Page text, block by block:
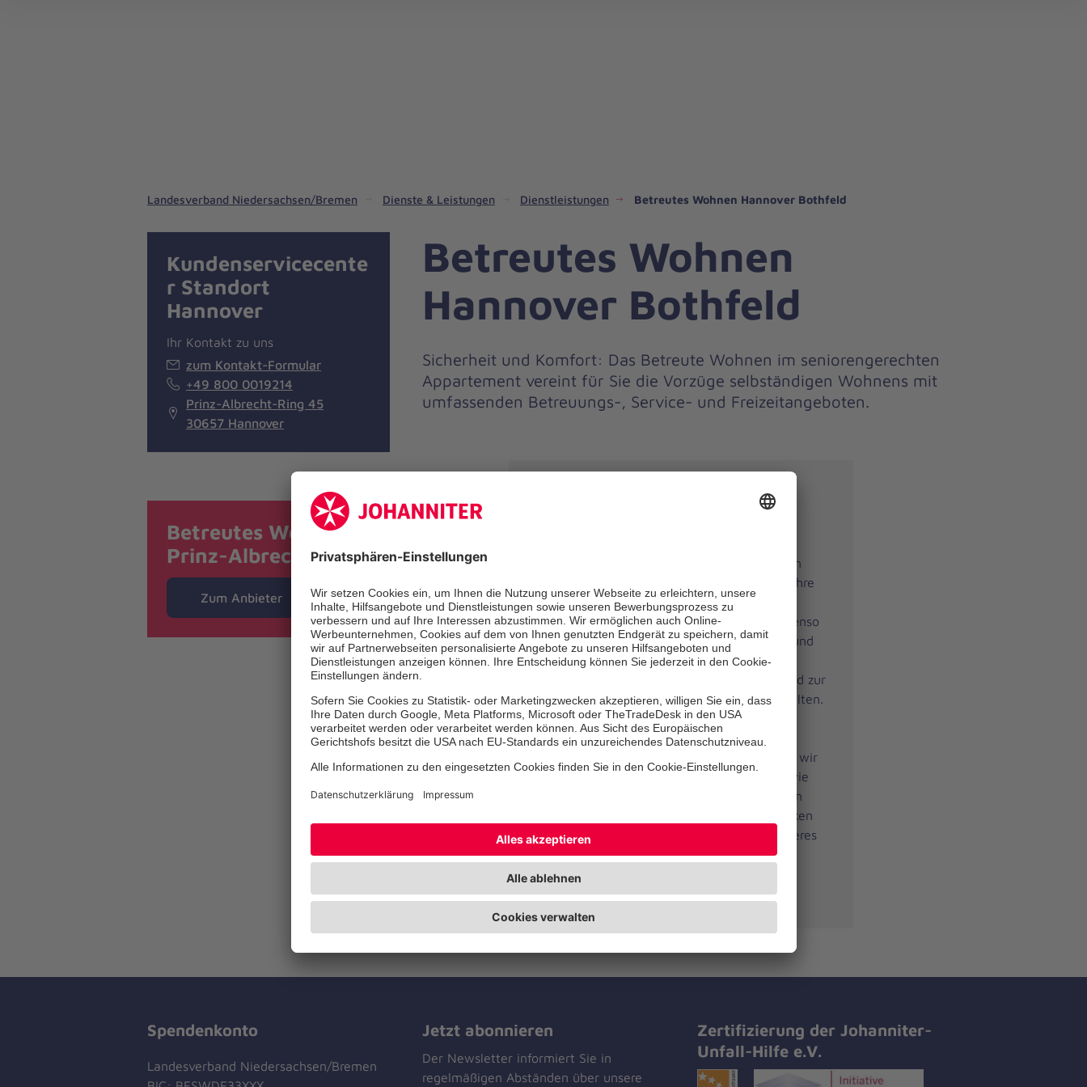
Landesverband Niedersachsen/Bremen Dienste & Leistungen Dienstleistungen Betreutes Wohnen Hannover Bothfeld
Betreutes Wohnen
Hannover Bothfeld
Sicherheit und Komfort: Das Betreute Wohnen im seniorengerechten
Appartement vereint für Sie die Vorzüge selbständigen Wohnens mit
umfassenden Betreuungs-, Service- und Freizeitangeboten.
Unsere Leistungen
Appartement, das alle Vorzüge selbständigen
Wohnens mit optionaler Betreuung vereint. Ihre
Wohnung ist vom Pflegebereich räumlich
getrennt, Sie können hier Ihre Freiräume ebenso
genießen wie ein Höchstmaß an Sicherheit und
individuellem Komfort. Unser 24-Stunden-
Notrufsystem sorgt dafür, dass sofort jemand zur
Stelle ist, falls Sie einmal Hilfe benötigen sollten.
Die mit eigenem Bad ausgestatteten
Appartements können Sie ganz nach Ihren
Vorstellungen möblieren. Auf Wunsch helfen wir
Ihnen gerne mit diversen Dienstleistungen wie
zum Beispiel der Grundreinigung dabei, Sie in
Ihrer Haushaltsführung zu entlasten. Entdecken
Sie außerdem die vielfältigen Angebote unseres
Hauses rund um Freizeit und
Therapiemöglichkeiten: Sie sind herzlich
eingeladen, daran teilzunehmen.
Kundenservicecente
r Standort
Hannover
Ihr Kontakt zu uns
zum Kontakt-Formular
+49 800 0019214
Prinz-Albrecht-Ring 45
30657 Hannover
Betreutes Wohnen
Prinz-Albrecht-Ring
Zum Anbieter
Spendenkonto
Landesverband Niedersachsen/Bremen
Jetzt abonnieren
Der Newsletter informiert Sie in
regelmäßigen Abständen über unsere
Zertifizierung der Johanniter-
Unfall-Hilfe e.V.